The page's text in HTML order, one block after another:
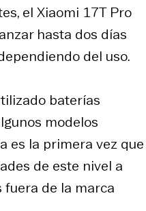
el Xiaomi 17T Pro
hasta dos días
del uso.
baterías
modelos
es la primera vez que
de este nivel a
de la marca